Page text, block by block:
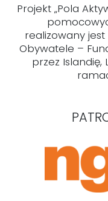
Projekt „Pola
realizowany
Obywatele –
przez Islandię,